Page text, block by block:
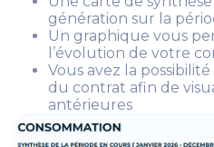
génération sur la
Un graphique vous
l’évolution de votre
Vous avez la
du contrat afin de
antérieures